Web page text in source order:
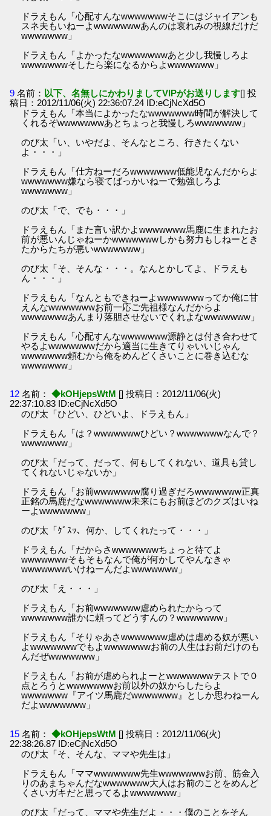
ドラえもん「心配すんなwwwwwwwそこにはジャイアンも
スネ夫もいねーよwwwwwwwあんのは哀れみの視線だけだ
wwwwwww」
ドラえもん「よかったなwwwwwwwあと少し我慢しろよ
wwwwwwwそしたら楽になるからよwwwwwww」
9 名前： 以下、名無しにかわりましてVIPがお送りします[] 投
稿日：2012/11/06(火) 22:36:07.24 ID:eCjNcXd5O
ドラえもん「本当によかったなwwwwwww時間が解決して
くれるぞwwwwwwwあとちょっと我慢しろwwwwwww」
のび太「い、いやだよ、そんなところ、行きたくない
よ・・・」
ドラえもん「仕方ねーだろwwwwwww低能児なんだからよ
wwwwwww嫌なら寝てばっかいねーで勉強しろよ
wwwwwww」
のび太「で、でも・・・」
ドラえもん「また言い訳かよwwwwwww馬鹿に生まれたお
前が悪いんじゃねーかwwwwwwwしかも努力もしねーとき
たからたちが悪いwwwwwww」
のび太「そ、そんな・・・。なんとかしてよ、ドラえも
ん・・・」
ドラえもん「なんともできねーよwwwwwwwってか俺に甘
えんなwwwwwwwお前一応ご先祖様なんだからよ
wwwwwwwあんまり落胆させないでくれよなwwwwwww」
ドラえもん「心配すんなwwwwwww源静とは付き合わせて
やるよwwwwwwwだから適当に生きてりゃいいじゃん
wwwwwww頼むから俺をめんどくさいことに巻き込むな
wwwwwww」
12 名前： ◆kOHjepsWtM [] 投稿日：2012/11/06(火)
22:37:10.83 ID:eCjNcXd5O
のび太「ひどい、ひどいよ、ドラえもん」
ドラえもん「は？wwwwwwwひどい？wwwwwwwなんで？
wwwwwww」
のび太「だって、だって、何もしてくれない、道具も貸し
てくれないじゃないか」
ドラえもん「お前wwwwwww腐り過ぎだろwwwwwww正真
正銘の馬鹿だなwwwwwww未来にもお前ほどのクズはいね
ーよwwwwwww」
のび太「ｸﾞｽｯ、何か、してくれたって・・・」
ドラえもん「だからさwwwwwwwちょっと待てよ
wwwwwwwそもそもなんで俺が何かしてやんなきゃ
wwwwwwwいけねーんだよwwwwwww」
のび太「え・・・」
ドラえもん「お前wwwwwww虐められたからって
wwwwwww誰かに頼ってどうすんの？wwwwwww」
ドラえもん「そりゃあさwwwwwww虐めは虐める奴が悪い
よwwwwwwwでもよwwwwwwwお前の人生はお前だけのも
んだぜwwwwwww」
ドラえもん「お前が虐められよーとwwwwwwwテストで０
点とろうとwwwwwwwお前以外の奴からしたらよ
wwwwwww『アイツ馬鹿だwwwwwww』としか思わねーん
だよwwwwwww」
15 名前： ◆kOHjepsWtM [] 投稿日：2012/11/06(火)
22:38:26.87 ID:eCjNcXd5O
のび太「そ、そんな、ママや先生は」
ドラえもん「ママwwwwwww先生wwwwwwwお前、筋金入
りのあまちゃんだなwwwwwww大人はお前のことをめんど
くさいガキだと思ってるよwwwwwww」
のび太「だって、ママや先生だよ・・・僕のことをそん